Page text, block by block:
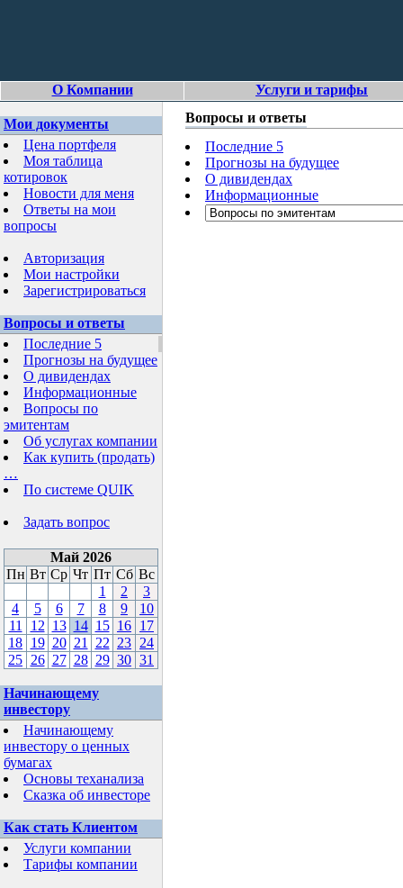
О Компании Услуги и тарифы
Мои документы
Цена портфеля
Моя таблица
котировок
Новости для меня
Ответы на мои
вопросы
Авторизация
Мои настройки
Зарегистрироваться
Вопросы и ответы
Последние 5
Прогнозы на будущее
О дивидендах
Информационные
Вопросы по
эмитентам
Об услугах компании
Как купить (продать)
…
По системе QUIK
Задать вопрос
Май 2026
Пн Вт Ср Чт Пт Сб Вс
1
2
3
4
5 6 7 8 9
10
11
12 13 14 15 16 17
18 19 20 21 22 23 24
25 26 27 28 29 30 31
Начинающему
инвестору
Начинающему
инвестору о ценных
бумагах
Основы теханализа
Сказка об инвесторе
Как стать Клиентом
Услуги компании
Тарифы компании
Вопросы и ответы
Последние 5
Прогнозы на будущее
О дивидендах
Информационные